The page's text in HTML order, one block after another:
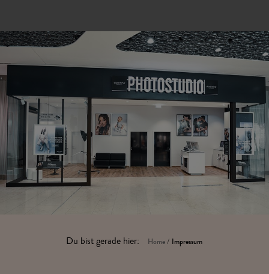
Du bist gerade hier: Home / Impressum